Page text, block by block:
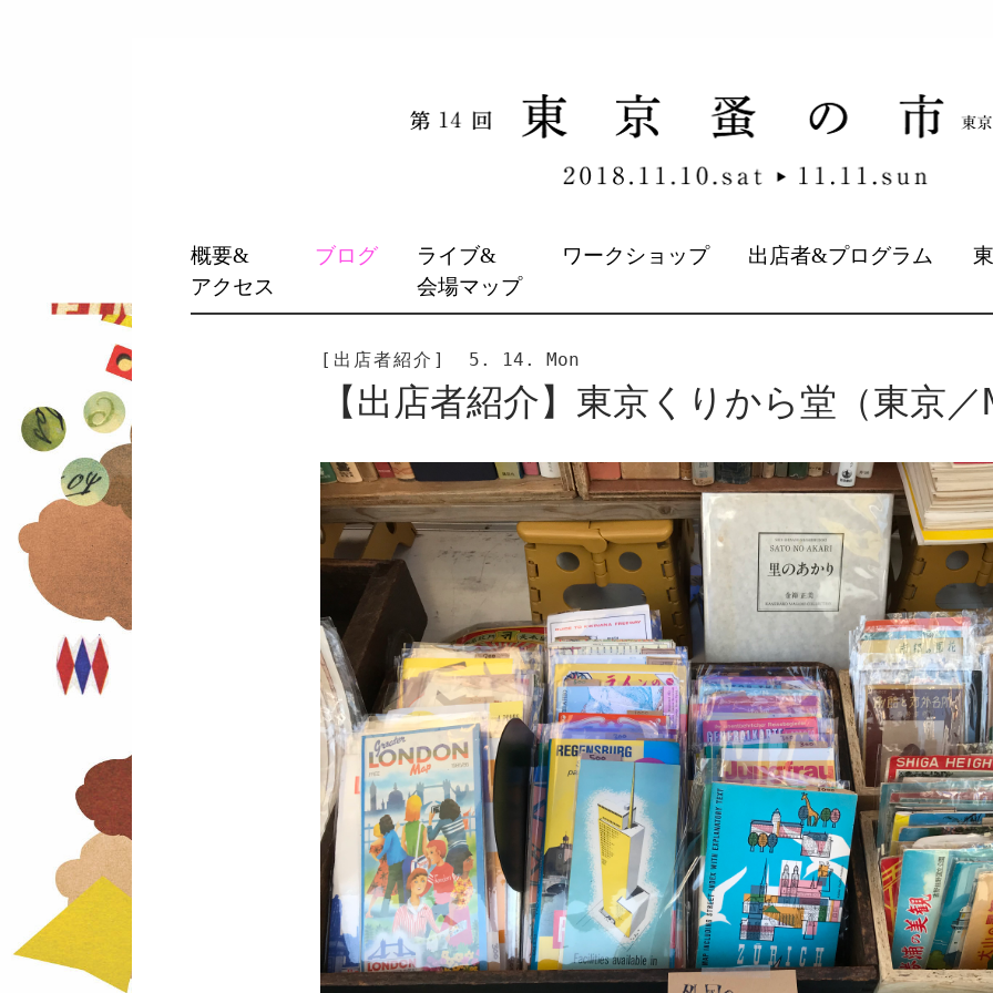
TO
CONTENT
概要&
アクセス
ブログ
ライブ&
会場マップ
ワークショップ 出店者&プログラム
[出店者紹介] 5. 14. Mon
【出店者紹介】東京くりから堂（東京／